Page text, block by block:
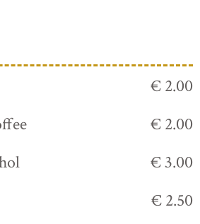
€ 2.00
€ 2.00
€ 3.00
€ 2.50